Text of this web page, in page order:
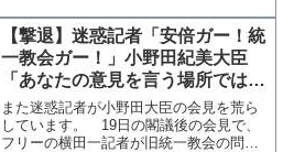
団体メンバーらが「憲法違反」などのプ
ラカードが掲げたことにつ...
【撃退】迷惑記者「安倍ガー！統
一教会ガー！」小野田紀美大臣
「あなたの意見を言う場所ではな
い」所管外の質問を一蹴【KSLチ
ャンネル】
また迷惑記者が小野田大臣の会見を荒ら
しています。 19日の閣議後の会見で、
フリーの横田一記者が旧統一教会の問題